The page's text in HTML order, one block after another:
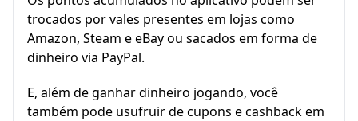
trocados por vales presentes em lojas como
Amazon, Steam e eBay ou sacados em forma de
dinheiro via PayPal.
E, além de ganhar dinheiro jogando, você
também pode usufruir de cupons e cashback em